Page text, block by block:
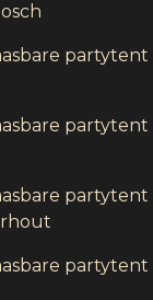
partytent